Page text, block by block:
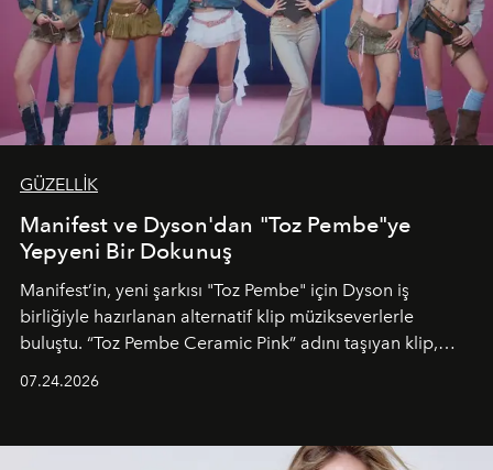
GÜZELLİK
Manifest ve Dyson'dan "Toz Pembe"ye
Yepyeni Bir Dokunuş
Manifest’in, yeni şarkısı "Toz Pembe" için Dyson iş
birliğiyle hazırlanan alternatif klip müzikseverlerle
buluştu. “Toz Pembe Ceramic Pink” adını taşıyan klip,
unsurlarından biri olarak öne çıkıyor.
07.24.2026